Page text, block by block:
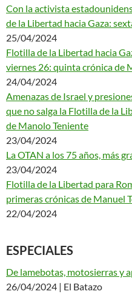
Con la activista
de la Libertad hacia Gaza:
25/04/2024
Flotilla de la Libertad hacia
viernes 26: quinta crónica de
24/04/2024
Amenazas de Israel y
que no salga la Flotilla de la
de Manolo Teniente
23/04/2024
La OTAN a los 75 años, más
23/04/2024
Flotilla de la Libertad para
primeras crónicas de Manuel
22/04/2024
ESPECIALES
De lamebotas, motosierras y
26/04/2024 | El Batazo